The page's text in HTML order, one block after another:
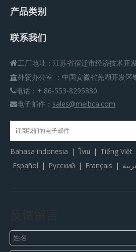
产品类别
联系我们
工厂地址：江苏省宿迁市经济技术开
外贸办公室 ： 中国安徽省芜湖开发
电话：+ 86-553-8295880
电子邮件： sales@meibca.com
Bahasa indonesia | ไทย | Tiếng Việt
Español | Pусский | Français |